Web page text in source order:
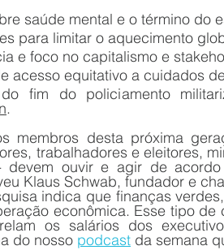
saúde mental e o término do
para limitar o aquecimento
e foco no capitalismo e
acesso equitativo a cuidados
fim do policiamento
.
membros desta próxima
trabalhadores e eleitores,
ouvir e agir de
Klaus Schwab, fundador e
indica que finanças
econômica. Esse tipo
os salários dos
do nosso podcast da semana